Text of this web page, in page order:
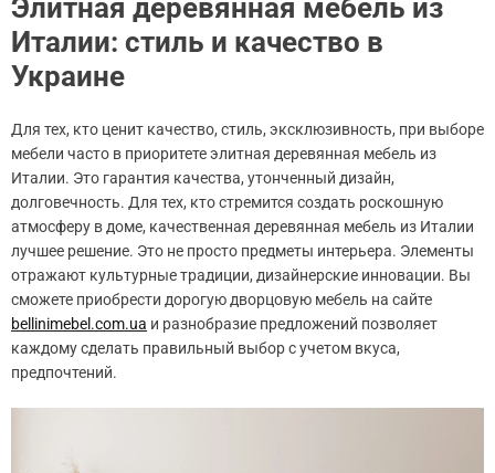
Элитная деревянная мебель из
Италии: стиль и качество в
Украине
Для тех, кто ценит качество, стиль, эксклюзивность, при выборе
мебели часто в приоритете элитная деревянная мебель из
Италии. Это гарантия качества, утонченный дизайн,
долговечность. Для тех, кто стремится создать роскошную
атмосферу в доме, качественная деревянная мебель из Италии
лучшее решение. Это не просто предметы интерьера. Элементы
отражают культурные традиции, дизайнерские инновации. Вы
сможете приобрести дорогую дворцовую мебель на сайте
bellinimebel.com.ua и разнобразие предложений позволяет
каждому сделать правильный выбор с учетом вкуса,
предпочтений.